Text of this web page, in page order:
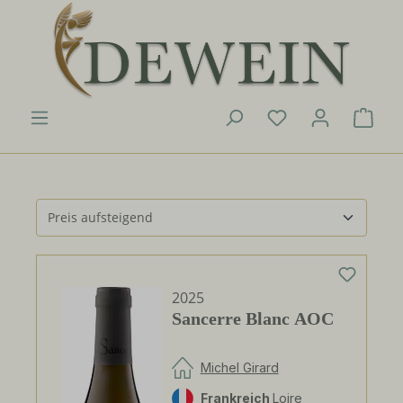
Zum Hauptinhalt springen
Du hast 0
2025
Sancerre Blanc AOC
Michel Girard
Frankreich Loire